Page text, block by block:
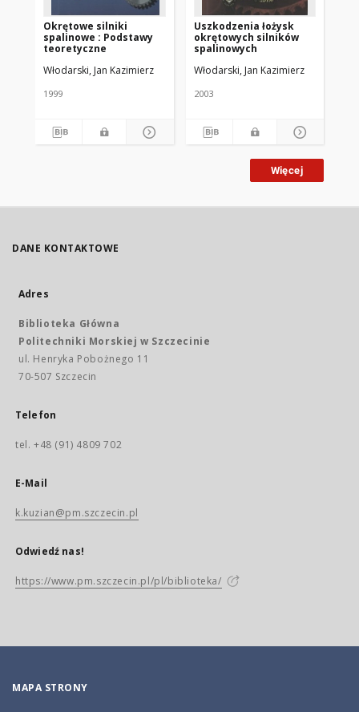
Okrętowe silniki
spalinowe : Podstawy
teoretyczne
Włodarski, Jan Kazimierz
1999
Uszkodzenia łożysk
okrętowych silników
spalinowych
Włodarski, Jan Kazimierz
2003
Więcej
DANE KONTAKTOWE
Adres
Biblioteka Główna
Politechniki Morskiej w Szczecinie
ul. Henryka Pobożnego 11
70-507 Szczecin
Telefon
tel. +48 (91) 4809 702
E-Mail
k.kuzian@pm.szczecin.pl
Odwiedź nas!
https://www.pm.szczecin.pl/pl/biblioteka/
MAPA STRONY